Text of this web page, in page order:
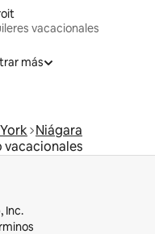
vacacionales
más
Niágara
vacacionales
Inc.